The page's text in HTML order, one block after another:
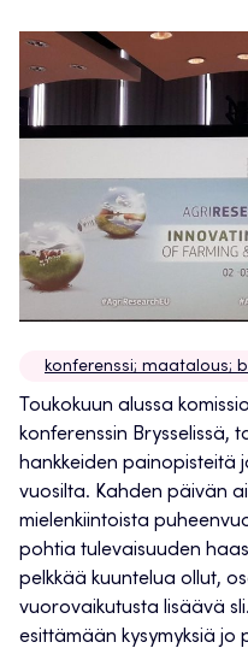
konferenssi; maatalous;
Toukokuun alussa
konferenssin Brysselissä,
hankkeiden painopisteitä
vuosilta. Kahden päivän
mielenkiintoista
pohtia tulevaisuuden
pelkkää kuuntelua ollut,
vuorovaikutusta lisäävä
esittämään kysymyksiä jo